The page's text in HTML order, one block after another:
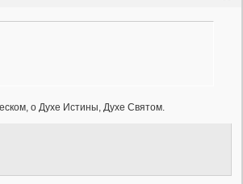
о Духе Истины, Духе Святом.